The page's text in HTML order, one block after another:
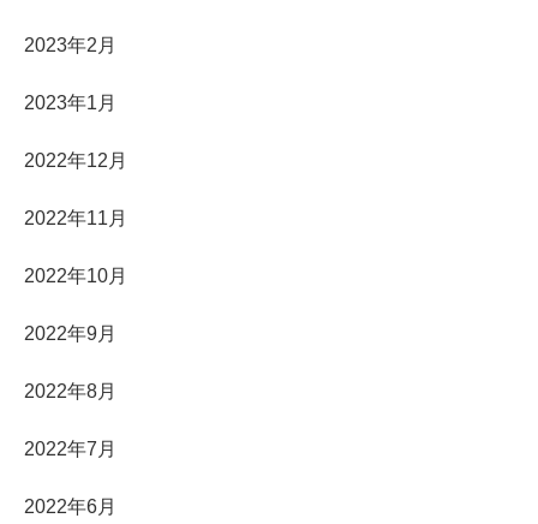
2023年2月
2023年1月
2022年12月
2022年11月
2022年10月
2022年9月
2022年8月
2022年7月
2022年6月